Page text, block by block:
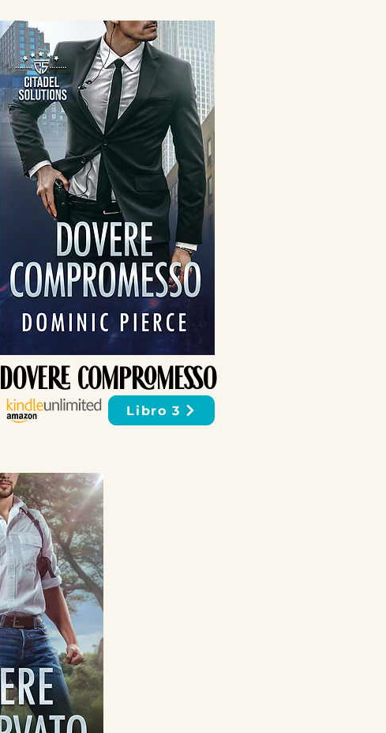
DOVERE COMPROMESSO
Libro 3